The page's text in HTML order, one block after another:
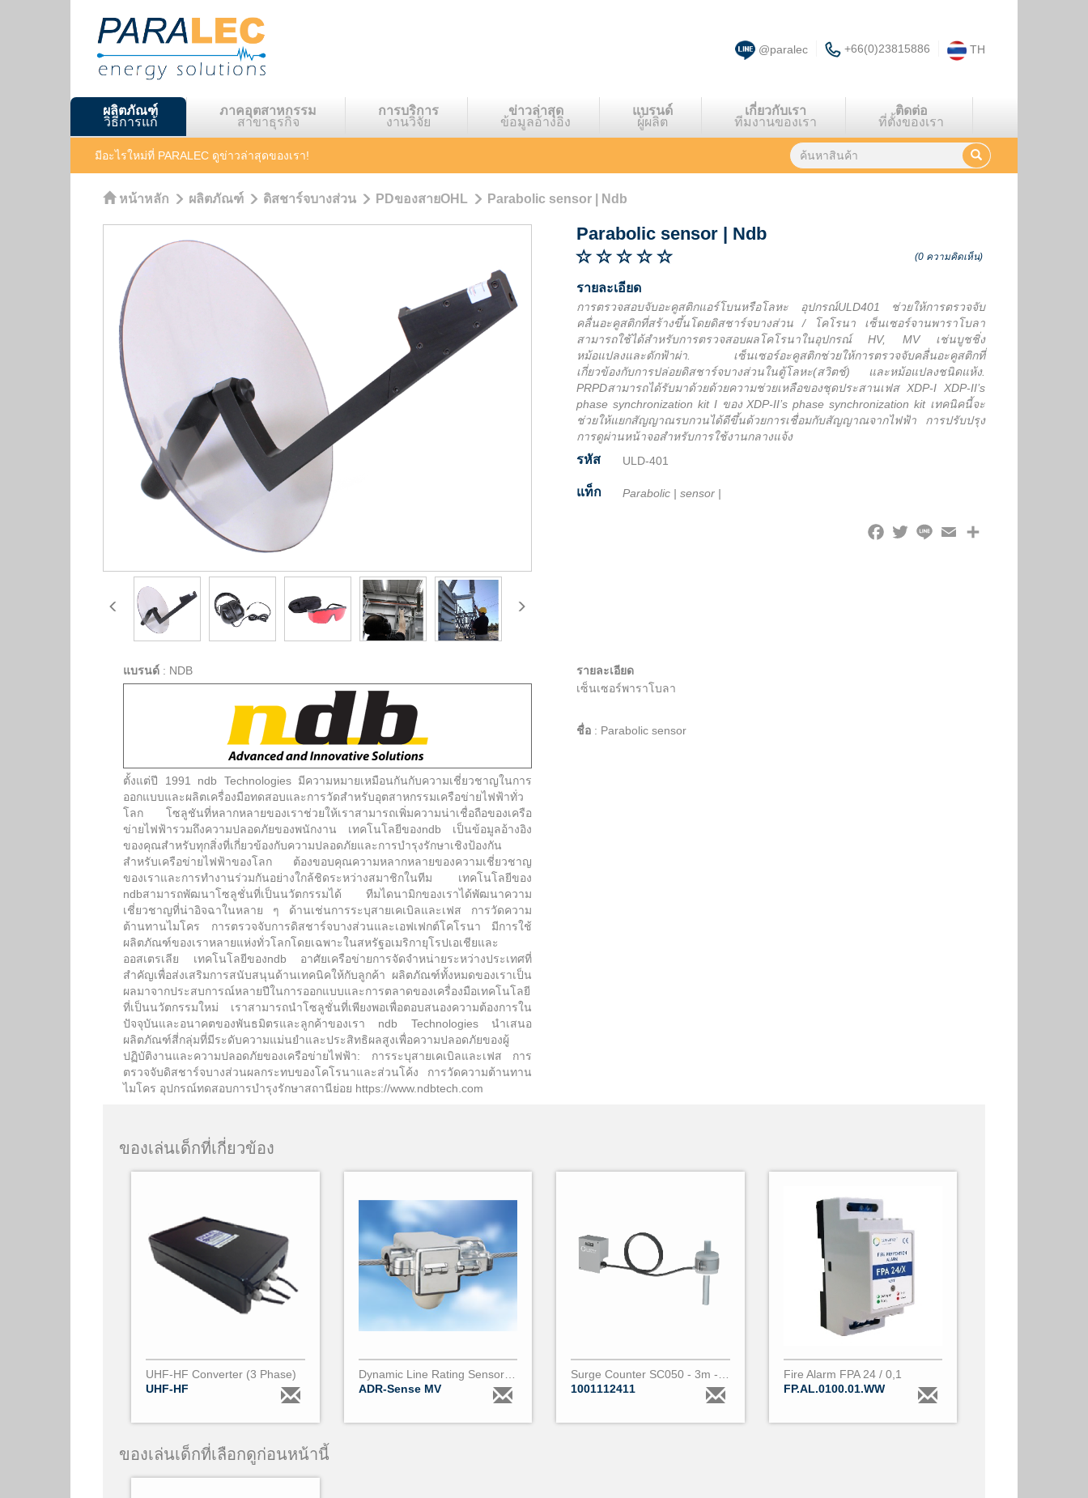
@paralec +66(0)23815886 TH
ผลิตภัณฑ์
วิธีการแก้
ภาคอุตสาหกรรม
สาขาธุรกิจ
การบริการ
งานวิจัย
ข่าวล่าสุด
ข้อมูลอ้างอิง
แบรนด์
ผู้ผลิต
เกี่ยวกับเรา
ทีมงานของเรา
ติดต่อ
ที่ตั้งของเรา
มีอะไรใหม่ที่ PARALEC ดูข่าวล่าสุดของเรา!
หน้าหลัก ผลิตภัณฑ์ ดิสชาร์จบางส่วน PDของสายOHL Parabolic sensor | Ndb
Parabolic sensor | Ndb
(0 ความคิดเห็น)
รายละเอียด
การตรวจสอบจับอะคูสติกแอร์โบนหรือโลหะ อุปกรณ์ULD401 ช่วยให้การตรวจจับ
คลื่นอะคูสติกที่สร้างขึ้นโดยดิสชาร์จบางส่วน / โคโรนา เซ็นเซอร์จานพาราโบลา
สามารถใช้ได้สำหรับการตรวจสอบผลโคโรนาในอุปกรณ์ HV, MV เช่นบูชชิ่ง
หม้อแปลงและดักฟ้าผ่า. เซ็นเซอร์อะคูสติกช่วยให้การตรวจจับคลื่นอะคูสติกที่
เกี่ยวข้องกับการปล่อยดิสชาร์จบางส่วนในตู้โลหะ(สวิตช์) และหม้อแปลงชนิดแห้ง.
PRPDสามารถได้รับมาด้วยด้วยความช่วยเหลือของชุดประสานเฟส XDP-I XDP-II’s
phase synchronization kit I ของ XDP-II’s phase synchronization kit เทคนิคนี้จะ
ช่วยให้แยกสัญญาณรบกวนได้ดีขึ้นด้วยการเชื่อมกับสัญญาณจากไฟฟ้า การปรับปรุง
การดูผ่านหน้าจอสำหรับการใช้งานกลางแจ้ง
รหัส ULD-401
แท็ก Parabolic |sensor |
รายละเอียด
เซ็นเซอร์พาราโบลา
ชื่อ : Parabolic sensor
แบรนด์ : NDB
ตั้งแต่ปี 1991 ndb Technologies มีความหมายเหมือนกันกับความเชี่ยวชาญในการ
ออกแบบและผลิตเครื่องมือทดสอบและการวัดสำหรับอุตสาหกรรมเครือข่ายไฟฟ้าทั่ว
โลก โซลูชันที่หลากหลายของเราช่วยให้เราสามารถเพิ่มความน่าเชื่อถือของเครือ
ข่ายไฟฟ้ารวมถึงความปลอดภัยของพนักงาน เทคโนโลยีของndb เป็นข้อมูลอ้างอิง
ของคุณสำหรับทุกสิ่งที่เกี่ยวข้องกับความปลอดภัยและการบำรุงรักษาเชิงป้องกัน
สำหรับเครือข่ายไฟฟ้าของโลก ต้องขอบคุณความหลากหลายของความเชี่ยวชาญ
ของเราและการทำงานร่วมกันอย่างใกล้ชิดระหว่างสมาชิกในทีม เทคโนโลยีของ
ndbสามารถพัฒนาโซลูชั่นที่เป็นนวัตกรรมได้ ทีมไดนามิกของเราได้พัฒนาความ
เชี่ยวชาญที่น่าอิจฉาในหลาย ๆ ด้านเช่นการระบุสายเคเบิลและเฟส การวัดความ
ต้านทานไมโคร การตรวจจับการดิสชาร์จบางส่วนและเอฟเฟกต์โคโรนา มีการใช้
ผลิตภัณฑ์ของเราหลายแห่งทั่วโลกโดยเฉพาะในสหรัฐอเมริกายุโรปเอเชียและ
ออสเตรเลีย เทคโนโลยีของndb อาศัยเครือข่ายการจัดจำหน่ายระหว่างประเทศที่
สำคัญเพื่อส่งเสริมการสนับสนุนด้านเทคนิคให้กับลูกค้า ผลิตภัณฑ์ทั้งหมดของเราเป็น
ผลมาจากประสบการณ์หลายปีในการออกแบบและการตลาดของเครื่องมือเทคโนโลยี
ที่เป็นนวัตกรรมใหม่ เราสามารถนำโซลูชั่นที่เพียงพอเพื่อตอบสนองความต้องการใน
ปัจจุบันและอนาคตของพันธมิตรและลูกค้าของเรา ndb Technologies นำเสนอ
ผลิตภัณฑ์สี่กลุ่มที่มีระดับความแม่นยำและประสิทธิผลสูงเพื่อความปลอดภัยของผู้
ปฏิบัติงานและความปลอดภัยของเครือข่ายไฟฟ้า: การระบุสายเคเบิลและเฟส การ
ตรวจจับดิสชาร์จบางส่วนผลกระทบของโคโรนาและส่วนโค้ง การวัดความต้านทาน
ไมโคร อุปกรณ์ทดสอบการบำรุงรักษาสถานีย่อย https://www.ndbtech.com
ของเล่นเด็กที่เกี่ยวข้อง
UHF-HF Converter (3 Phase)
UHF-HF
Dynamic Line Rating Sensor 6kV - 130kV
ADR-Sense MV
1001112411
Fire Alarm FPA 24 / 0,1
FP.AL.0100.01.WW
ของเล่นเด็กที่เลือกดูก่อนหน้านี้